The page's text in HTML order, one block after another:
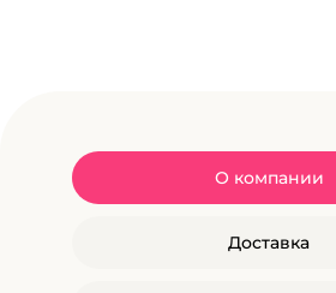
О компании
Доставка